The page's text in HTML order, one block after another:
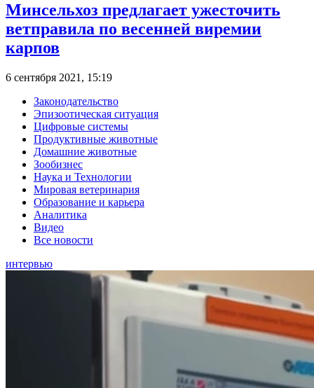
Минсельхоз предлагает ужесточить
ветправила по весенней виремии
карпов
6 сентября 2021, 15:19
Законодательство
Эпизоотическая ситуация
Цифровые системы
Продуктивные животные
Домашние животные
Зообизнес
Наука и Технологии
Мировая ветеринария
Образование и карьера
Аналитика
Видео
Все новости
интервью